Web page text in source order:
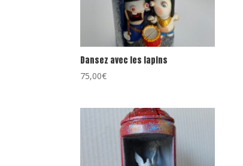
Dansez avec les lapins
75,00€